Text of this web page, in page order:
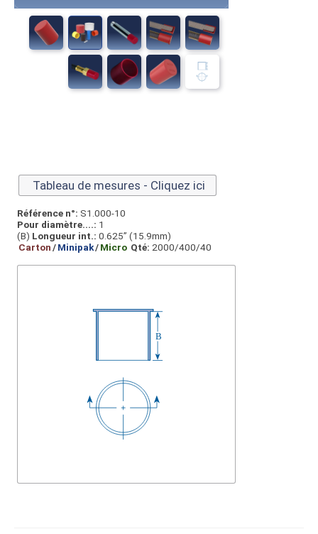
Tableau de mesures - Cliquez ici
Référence n°: S1.000-10
Pour diamètre....: 1
(B) Longueur int.: 0.625” (15.9mm)
Carton/Minipak/Micro Qté: 2000/400/40